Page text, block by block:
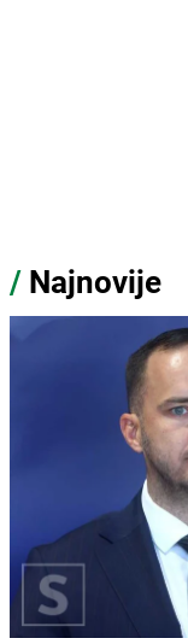
/ Najnovije